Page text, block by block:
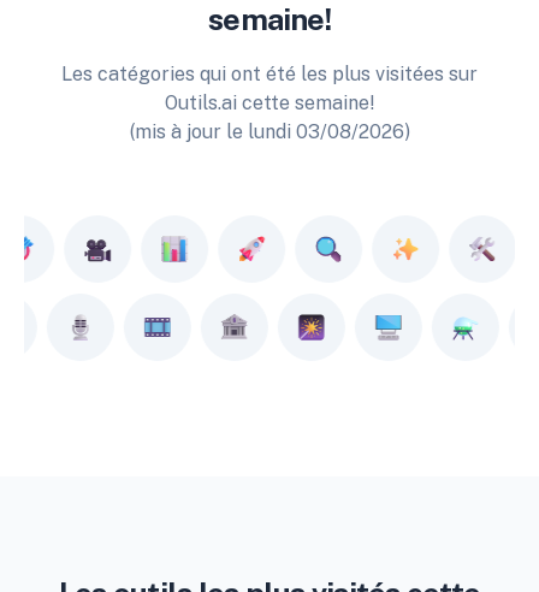
semaine!
Les catégories qui ont été les plus visitées sur
Outils.ai cette semaine!
(mis à jour le lundi 03/08/2026)